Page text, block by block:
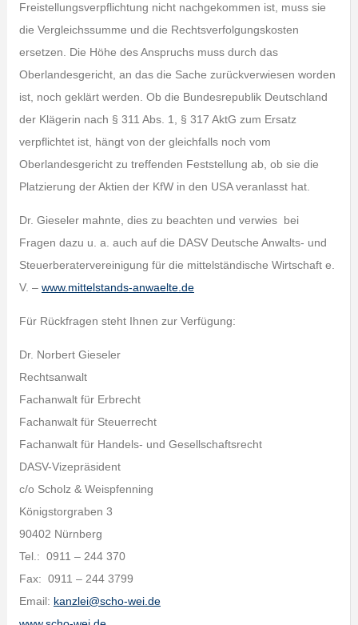
Freistellungsverpflichtung nicht nachgekommen ist, muss sie
die Vergleichssumme und die Rechtsverfolgungskosten
ersetzen. Die Höhe des Anspruchs muss durch das
Oberlandesgericht, an das die Sache zurückverwiesen worden
ist, noch geklärt werden. Ob die Bundesrepublik Deutschland
der Klägerin nach § 311 Abs. 1, § 317 AktG zum Ersatz
verpflichtet ist, hängt von der gleichfalls noch vom
Oberlandesgericht zu treffenden Feststellung ab, ob sie die
Platzierung der Aktien der KfW in den USA veranlasst hat.
Dr. Gieseler mahnte, dies zu beachten und verwies bei
Fragen dazu u. a. auch auf die DASV Deutsche Anwalts- und
Steuerberatervereinigung für die mittelständische Wirtschaft e.
V. – www.mittelstands-anwaelte.de
Für Rückfragen steht Ihnen zur Verfügung:
Dr. Norbert Gieseler
Rechtsanwalt
Fachanwalt für Erbrecht
Fachanwalt für Steuerrecht
Fachanwalt für Handels- und Gesellschaftsrecht
DASV-Vizepräsident
c/o Scholz & Weispfenning
Königstorgraben 3
90402 Nürnberg
Tel.: 0911 – 244 370
Fax: 0911 – 244 3799
Email: kanzlei@scho-wei.de